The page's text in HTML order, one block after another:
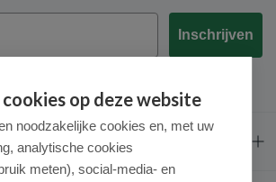
Inschrijven
op deze website
noodzakelijke cookies en, met uw
analytische cookies
meten), social-media- en